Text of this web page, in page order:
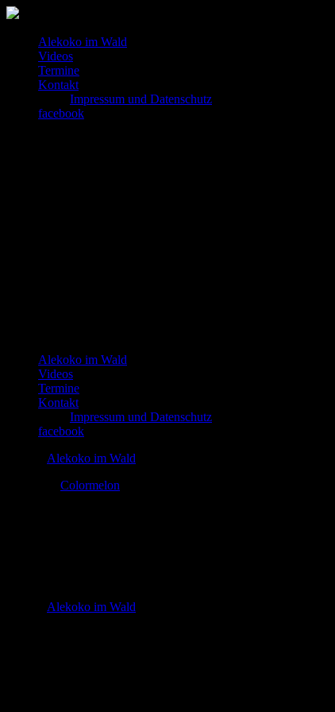
Alekoko im Wald
Videos
Termine
Kontakt
Impressum und Datenschutz
facebook
Alekoko im Wald
Videos
Termine
Kontakt
Impressum und Datenschutz
facebook
Alekoko im Wald
Colormelon
Alekoko im Wald